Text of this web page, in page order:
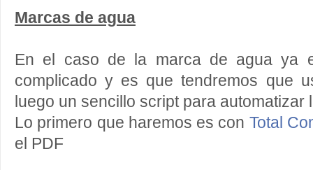
Marcas de agua
En el caso de la marca de agua ya
complicado y es que tendremos que
luego un sencillo script para automatizar
Lo primero que haremos es con Total
el PDF